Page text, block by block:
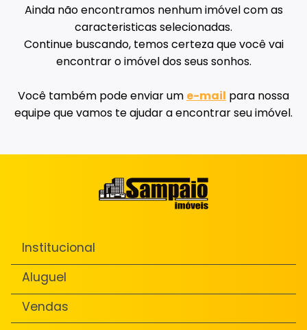
Ainda não encontramos nenhum imóvel com as
caracteristicas selecionadas.
Continue buscando, temos certeza que você vai
encontrar o imóvel dos seus sonhos.
Você também pode enviar um e-mail para nossa
equipe que vamos te ajudar a encontrar seu imóvel.
Institucional
Aluguel
Vendas